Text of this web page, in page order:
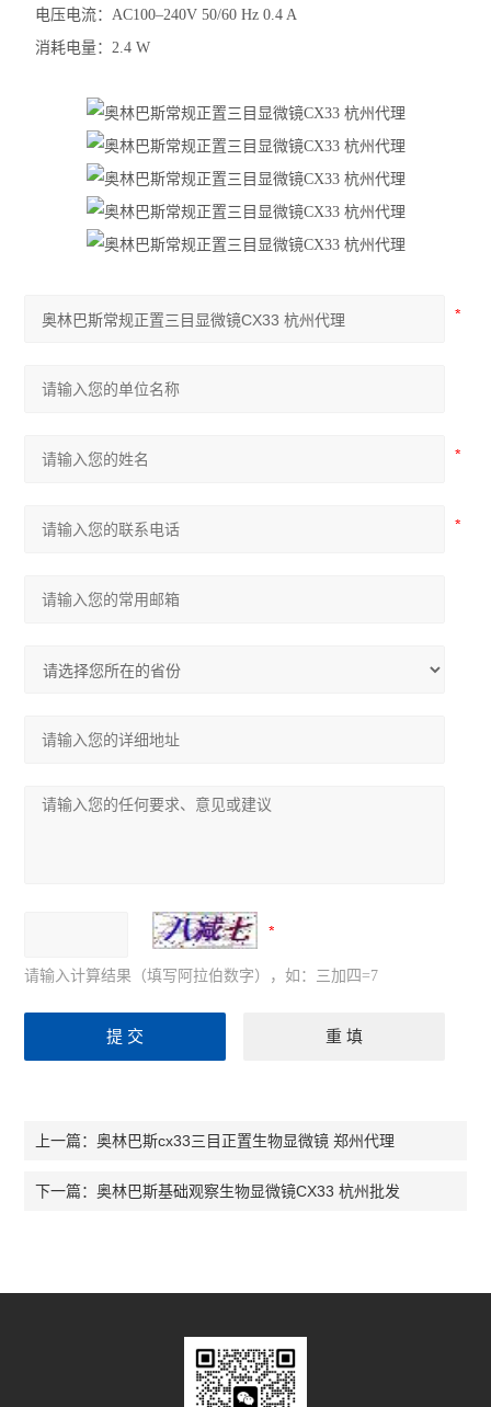
尼康Ei生物显微镜
奥林巴斯IX73倒置显微镜
奥林巴斯SZ61体视显微镜
奥林巴斯SZ51体视显微镜
奥林巴斯BX53生物显微镜
显微镜
奥林巴斯CX33生物显微镜
体视显微镜
电压电流：AC100‒240V 50/60 Hz 0.4 A
消耗电量：2.4 W
请输入计算结果（填写阿拉伯数字），如：三加四=7
上一篇：奥林巴斯cx33三目正置生物显微镜 郑州代理
下一篇：奥林巴斯基础观察生物显微镜CX33 杭州批发